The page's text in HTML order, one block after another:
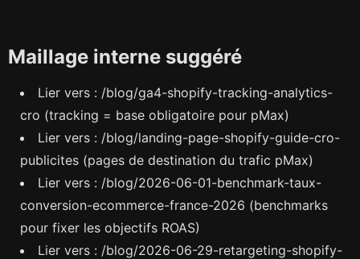
Maillage interne suggéré
Lier vers : /blog/ga4-shopify-tracking-analytics-
cro (tracking = base obligatoire pour pMax)
Lier vers : /blog/landing-page-shopify-guide-cro-
publicites (pages de destination du trafic pMax)
Lier vers : /blog/2026-06-01-benchmark-taux-
conversion-ecommerce-france-2026 (benchmarks
pour fixer les objectifs ROAS)
Lier vers : /blog/2026-06-29-retargeting-shopify-